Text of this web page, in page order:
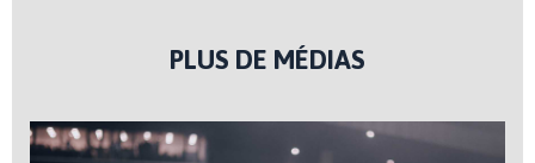
PLUS DE MÉDIAS